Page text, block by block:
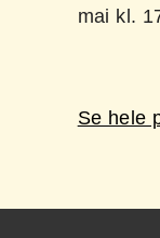
mai kl.
Se hele